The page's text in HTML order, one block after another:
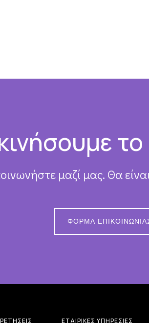
μαζί μας. Θα
ΦΌΡΜΑ
ΕΤΑΙΡΙΚΈΣ ΥΠΗΡΕΣΊΕΣ